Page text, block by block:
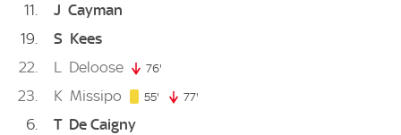
11 J Cayman
19
S Kees
22
L Deloose 76'
23 K Missipo 55' 55. minute
77'
6 T De Caigny